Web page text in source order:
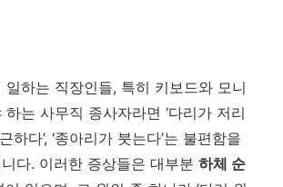
일하는 직장인들, 특히 키보드와 모니
는 사무직 종사자라면 ‘다리가 저리
하다’, ‘종아리가 붓는다’는 불편함을
다. 이러한 증상들은 대부분 하체 순